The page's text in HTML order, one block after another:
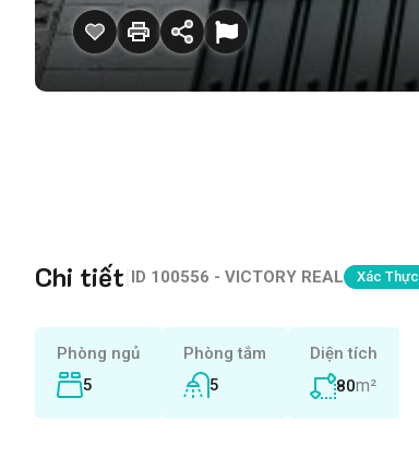
Chi tiết ID 100556 - VICTORY REAL Xác Thực
Phòng ngủ
5
Phòng tắm
5
Diện tích
80m²